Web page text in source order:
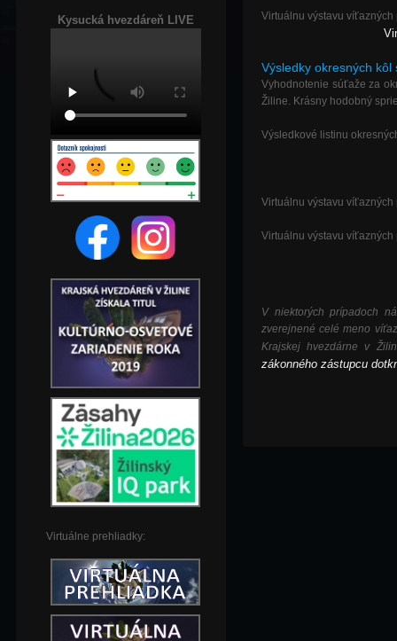
Kysucká hvezdáreň LIVE
Virtuálne prehliadky:
Virtuálnu výstavu
V
Výsledky okresných
Vyhodnotenie súťaže za
Žiline. Krásny hodobný
Výsledkové listinu
Virtuálnu výstavu
Virtuálnu výstavu
V niektorých prípadoch
zverejnené celé meno
Krajskej hvezdárne v
zákonného zástupcu